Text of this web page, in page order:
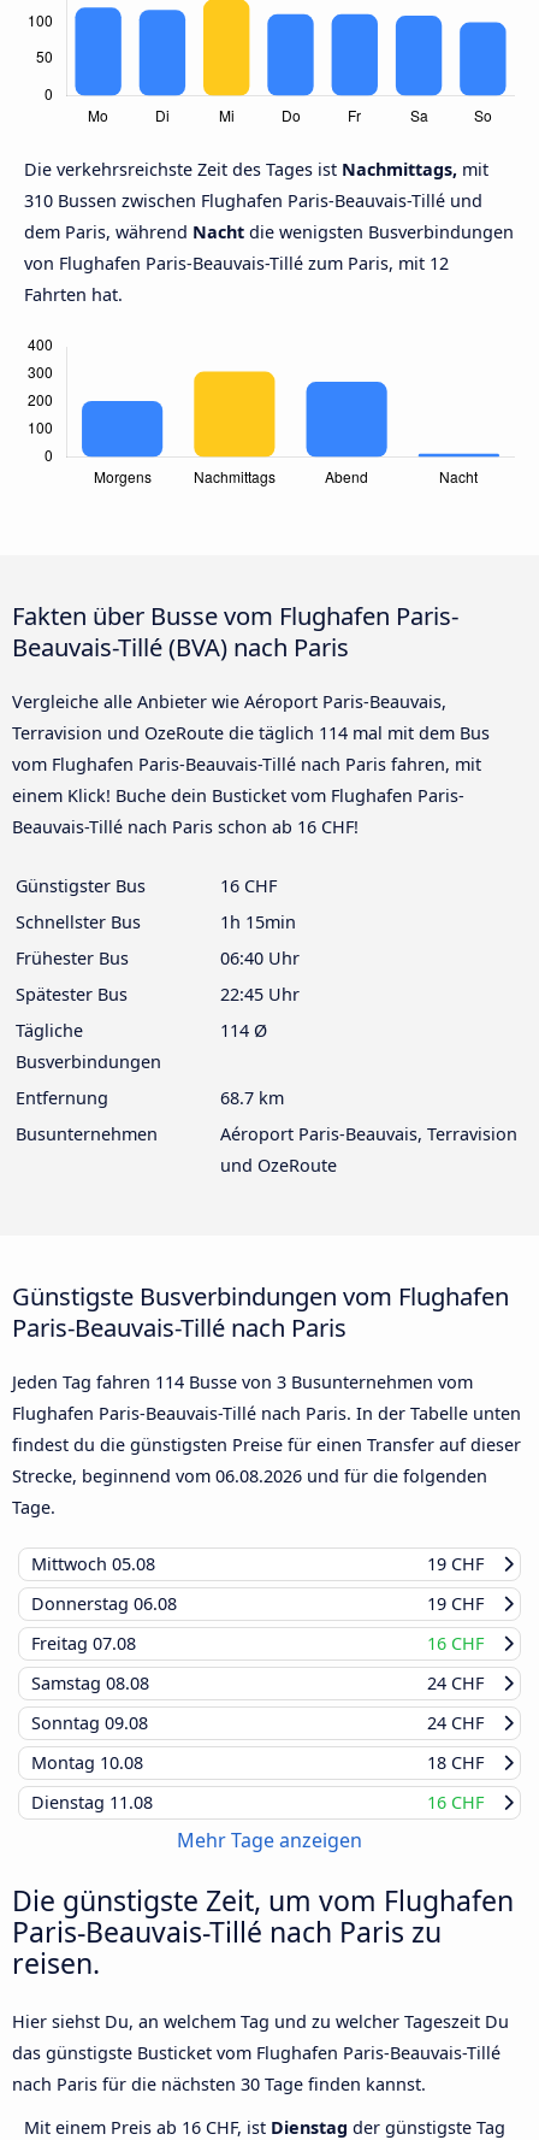
Die verkehrsreichste Zeit des Tages ist Nachmittags, mit
310 Bussen zwischen Flughafen Paris-Beauvais-Tillé und
dem Paris, während Nacht die wenigsten Busverbindungen
von Flughafen Paris-Beauvais-Tillé zum Paris, mit 12
Fahrten hat.
Fakten über Busse vom Flughafen Paris-
Beauvais-Tillé (BVA) nach Paris
Vergleiche alle Anbieter wie Aéroport Paris-Beauvais,
Terravision und OzeRoute die täglich 114 mal mit dem Bus
vom Flughafen Paris-Beauvais-Tillé nach Paris fahren, mit
einem Klick! Buche dein Busticket vom Flughafen Paris-
Beauvais-Tillé nach Paris schon ab 16 CHF!
Günstigster Bus
16 CHF
Schnellster Bus
1h 15min
Frühester Bus
06:40 Uhr
Spätester Bus
22:45 Uhr
Tägliche
Busverbindungen
114 Ø
Entfernung
68.7 km
Busunternehmen
Aéroport Paris-Beauvais, Terravision
und OzeRoute
Günstigste Busverbindungen vom Flughafen
Paris-Beauvais-Tillé nach Paris
Jeden Tag fahren 114 Busse von 3 Busunternehmen vom
Flughafen Paris-Beauvais-Tillé nach Paris. In der Tabelle unten
findest du die günstigsten Preise für einen Transfer auf dieser
Strecke, beginnend vom 06.08.2026 und für die folgenden
Tage.
Mittwoch 05.08
19 CHF
Donnerstag 06.08
19 CHF
Freitag 07.08
16 CHF
Samstag 08.08
24 CHF
Sonntag 09.08
24 CHF
Montag 10.08
18 CHF
Dienstag 11.08 16 CHF
Mehr Tage anzeigen
Die günstigste Zeit, um vom Flughafen
Paris-Beauvais-Tillé nach Paris zu
reisen.
Hier siehst Du, an welchem Tag und zu welcher Tageszeit Du
das günstigste Busticket vom Flughafen Paris-Beauvais-Tillé
nach Paris für die nächsten 30 Tage finden kannst.
Mit einem Preis ab 16 CHF, ist Dienstag der günstigste Tag